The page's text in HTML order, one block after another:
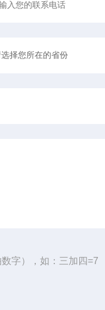
字），如：三加四=7